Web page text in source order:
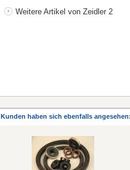
Weitere Artikel von Zeidler 2
Kunden haben sich ebenfalls